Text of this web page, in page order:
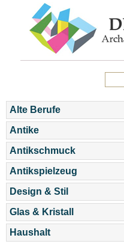
Alte Berufe
Antike
Antikschmuck
Antikspielzeug
Design & Stil
Glas & Kristall
Haushalt